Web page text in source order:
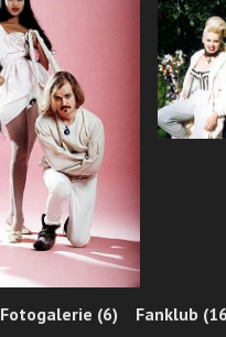
Fotogalerie (6) Fanklub